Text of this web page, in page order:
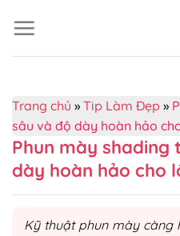
Trang chủ » Tip Làm Đẹp »
sâu và độ dày hoàn hảo
Phun mày shading
dày hoàn hảo cho
Kỹ thuật phun mày càng